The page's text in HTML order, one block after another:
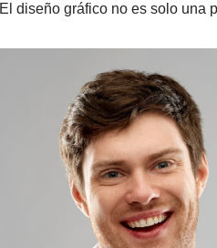
El diseño gráfico no es solo una